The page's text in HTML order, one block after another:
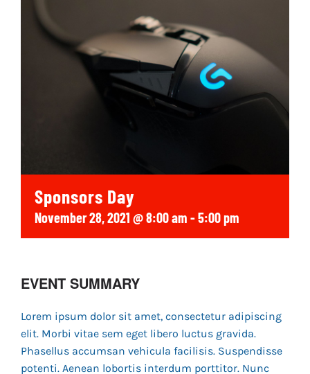
SportMember
Sponsors Day
November 28, 2021 @ 8:00 am -5:00 pm
EVENT SUMMARY
Lorem ipsum dolor sit amet, consectetur adipiscing
elit. Morbi vitae sem eget libero luctus gravida.
Phasellus accumsan vehicula facilisis. Suspendisse
potenti. Aenean lobortis interdum porttitor. Nunc